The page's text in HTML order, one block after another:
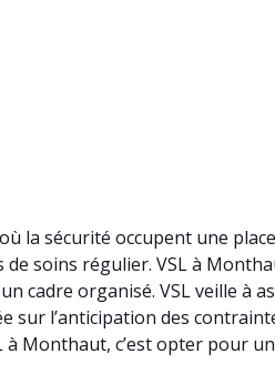
la sécurité occupent une
soins régulier. VSL à
cadre organisé. VSL veille à
sur l’anticipation des
à Monthaut, c’est opter pour